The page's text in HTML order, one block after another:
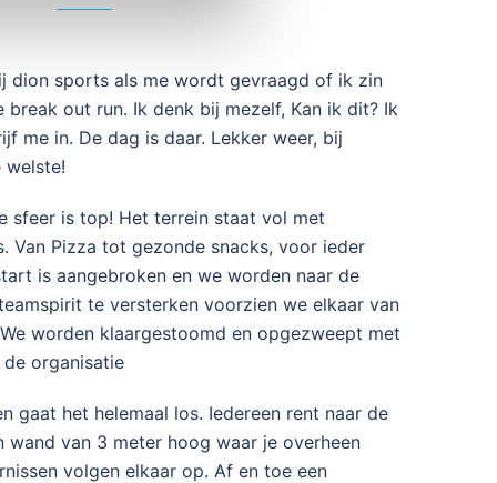
dion sports als me wordt gevraagd of ik zin
break out run. Ik denk bij mezelf, Kan ik dit? Ik
me in. De dag is daar. Lekker weer, bij
welste!
sfeer is top! Het terrein staat vol met
Van Pizza tot gezonde snacks, voor ieder
is aangebroken en we worden naar de
te versterken voorzien we elkaar van
worden klaargestoomd en opgezweept met
organisatie
gaat het helemaal los. Iedereen rent naar de
wand van 3 meter hoog waar je overheen
volgen elkaar op. Af en toe een